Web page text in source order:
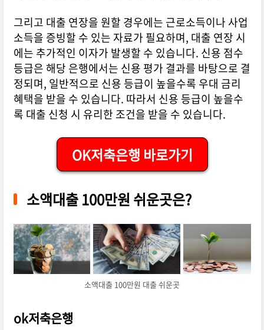
그리고 대출 연장을 원할 경우에는 근로소득이나 사업
소득을 증빙할 수 있는 자료가 필요하며, 대출 연장 시
에는 추가적인 이자가 발생할 수 있습니다. 신용 점수
등급은 해당 은행에서는 신용 평가 결과를 바탕으로 결
정되며, 일반적으로 신용 등급이 높을수록 우대 금리
혜택을 받을 수 있습니다. 따라서 신용 등급이 높을수
록 대출 신청 시 유리한 조건을 받을 수 있습니다.
OK저축은행 바로가기
소액대출 100만원 쉬운곳은?
소액대출 100만원 대출 쉬운곳
ok저축은행